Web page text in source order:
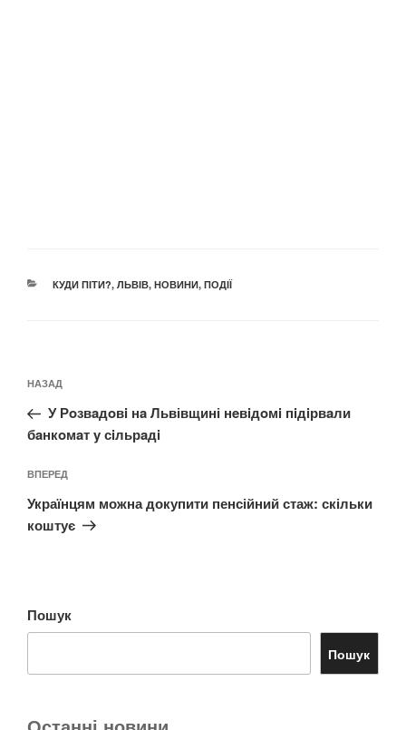
КАТЕГОРІЇ
КУДИ ПІТИ?, ЛЬВІВ, НОВИНИ, ПОДІЇ
записів
Попередній
запис:
НАЗАД
У Рoзвaдoвi нa Львівщині нeвiдoмi пiдiрвaли
бaнкoмaт y сiльрaдi
Наступний
запис
ВПЕРЕД
Українцям можна докупити пенсійний стаж: скільки
коштує
Пошук
Пошук